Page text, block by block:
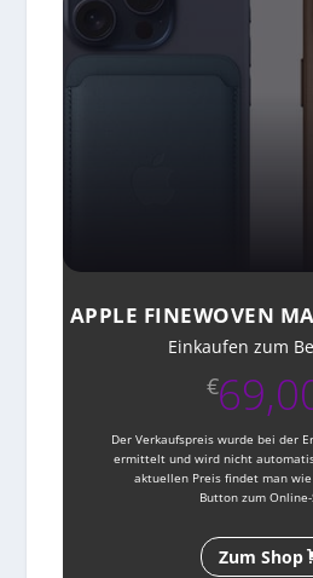
APPLE FINEWOVEN
Einkaufen zum
€
Der Verkaufspreis wurde bei der
ermittelt und wird nicht
aktuellen Preis findet man
Button zum Online-
Zum Shop